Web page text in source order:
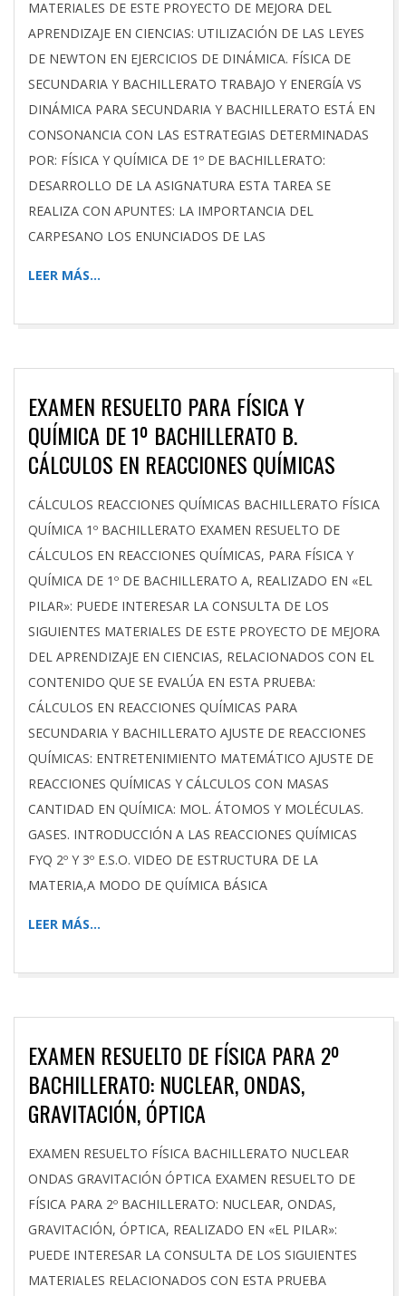
MATERIALES DE ESTE PROYECTO DE MEJORA DEL
APRENDIZAJE EN CIENCIAS: UTILIZACIÓN DE LAS LEYES
DE NEWTON EN EJERCICIOS DE DINÁMICA. FÍSICA DE
SECUNDARIA Y BACHILLERATO TRABAJO Y ENERGÍA VS
DINÁMICA PARA SECUNDARIA Y BACHILLERATO ESTÁ EN
CONSONANCIA CON LAS ESTRATEGIAS DETERMINADAS
POR: FÍSICA Y QUÍMICA DE 1º DE BACHILLERATO:
DESARROLLO DE LA ASIGNATURA ESTA TAREA SE
REALIZA CON APUNTES: LA IMPORTANCIA DEL
CARPESANO LOS ENUNCIADOS DE LAS
LEER MÁS…
EXAMEN RESUELTO PARA FÍSICA Y
QUÍMICA DE 1º BACHILLERATO B.
CÁLCULOS EN REACCIONES QUÍMICAS
2024-
05-
02
CÁLCULOS REACCIONES QUÍMICAS BACHILLERATO FÍSICA
QUÍMICA 1º BACHILLERATO EXAMEN RESUELTO DE
CÁLCULOS EN REACCIONES QUÍMICAS, PARA FÍSICA Y
QUÍMICA DE 1º DE BACHILLERATO A, REALIZADO EN «EL
PILAR»: PUEDE INTERESAR LA CONSULTA DE LOS
SIGUIENTES MATERIALES DE ESTE PROYECTO DE MEJORA
DEL APRENDIZAJE EN CIENCIAS, RELACIONADOS CON EL
CONTENIDO QUE SE EVALÚA EN ESTA PRUEBA:
CÁLCULOS EN REACCIONES QUÍMICAS PARA
SECUNDARIA Y BACHILLERATO AJUSTE DE REACCIONES
QUÍMICAS: ENTRETENIMIENTO MATEMÁTICO AJUSTE DE
REACCIONES QUÍMICAS Y CÁLCULOS CON MASAS
CANTIDAD EN QUÍMICA: MOL. ÁTOMOS Y MOLÉCULAS.
GASES. INTRODUCCIÓN A LAS REACCIONES QUÍMICAS
FYQ 2º Y 3º E.S.O. VIDEO DE ESTRUCTURA DE LA
MATERIA,A MODO DE QUÍMICA BÁSICA
LEER MÁS…
EXAMEN RESUELTO DE FÍSICA PARA 2º
BACHILLERATO: NUCLEAR, ONDAS,
GRAVITACIÓN, ÓPTICA
2024-
04-
14
EXAMEN RESUELTO FÍSICA BACHILLERATO NUCLEAR
ONDAS GRAVITACIÓN ÓPTICA EXAMEN RESUELTO DE
FÍSICA PARA 2º BACHILLERATO: NUCLEAR, ONDAS,
GRAVITACIÓN, ÓPTICA, REALIZADO EN «EL PILAR»:
PUEDE INTERESAR LA CONSULTA DE LOS SIGUIENTES
MATERIALES RELACIONADOS CON ESTA PRUEBA